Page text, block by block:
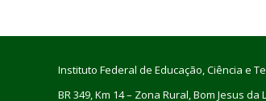
Instituto Federal de Educação, Ciência e
BR 349, Km 14 – Zona Rural, Bom Jesus da